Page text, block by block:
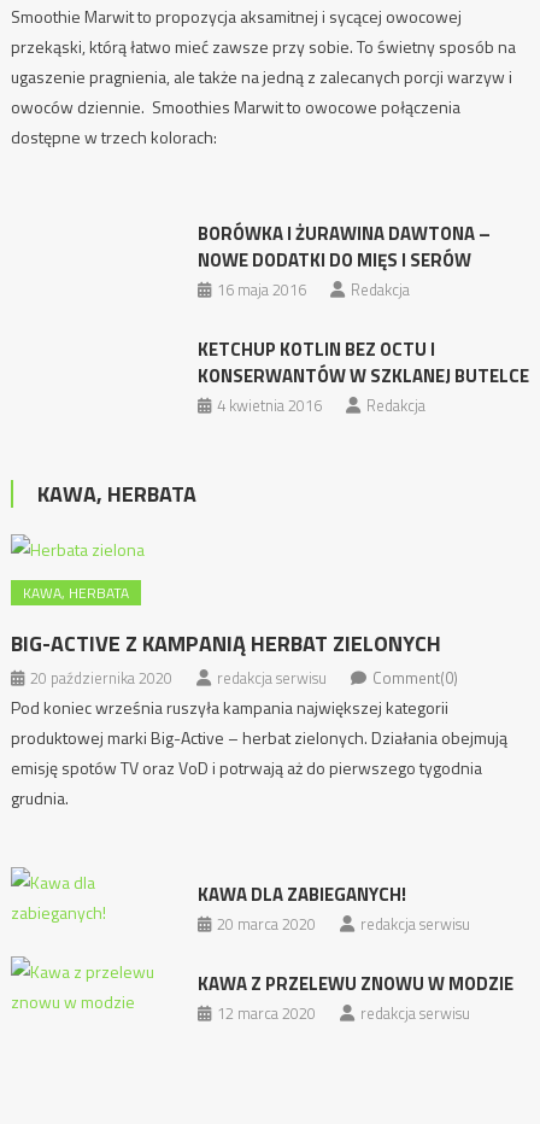
Smoothie Marwit to propozycja aksamitnej i sycącej owocowej
przekąski, którą łatwo mieć zawsze przy sobie. To świetny sposób na
ugaszenie pragnienia, ale także na jedną z zalecanych porcji warzyw i
owoców dziennie. Smoothies Marwit to owocowe połączenia
dostępne w trzech kolorach:
BORÓWKA I ŻURAWINA DAWTONA –
NOWE DODATKI DO MIĘS I SERÓW
16 maja 2016 Redakcja
KETCHUP KOTLIN BEZ OCTU I
KONSERWANTÓW W SZKLANEJ BUTELCE
4 kwietnia 2016 Redakcja
KAWA, HERBATA
KAWA, HERBATA
BIG-ACTIVE Z KAMPANIĄ HERBAT ZIELONYCH
20 października 2020 redakcja serwisu Comment(0)
Pod koniec września ruszyła kampania największej kategorii
produktowej marki Big-Active – herbat zielonych. Działania obejmują
emisję spotów TV oraz VoD i potrwają aż do pierwszego tygodnia
grudnia.
KAWA DLA ZABIEGANYCH!
20 marca 2020 redakcja serwisu
KAWA Z PRZELEWU ZNOWU W MODZIE
12 marca 2020 redakcja serwisu